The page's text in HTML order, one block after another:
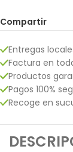
Compartir
Entregas
Factura en
Productos
Pagos 100%
Recoge en